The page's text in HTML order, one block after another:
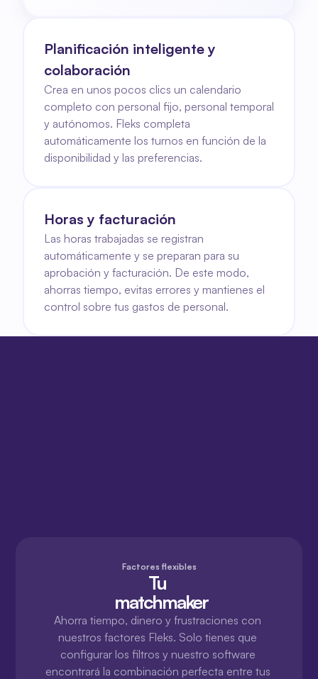
Planificación inteligente y
colaboración
Crea en unos pocos clics un calendario
completo con personal fijo, personal temporal
y autónomos. Fleks completa
automáticamente los turnos en función de la
disponibilidad y las preferencias.
Horas y facturación
Las horas trabajadas se registran
automáticamente y se preparan para su
aprobación y facturación. De este modo,
ahorras tiempo, evitas errores y mantienes el
control sobre tus gastos de personal.
Factores flexibles
Tu
matchmaker
Ahorra tiempo, dinero y frustraciones con
nuestros factores Fleks. Solo tienes que
configurar los filtros y nuestro software
encontrará la combinación perfecta entre tus